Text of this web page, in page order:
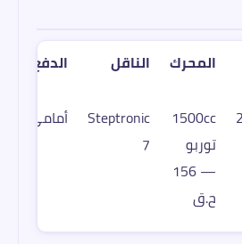
المحرك الناقل الدفع
1500cc
توربو
— 156
ح.ق
Steptronic
7
أمامي